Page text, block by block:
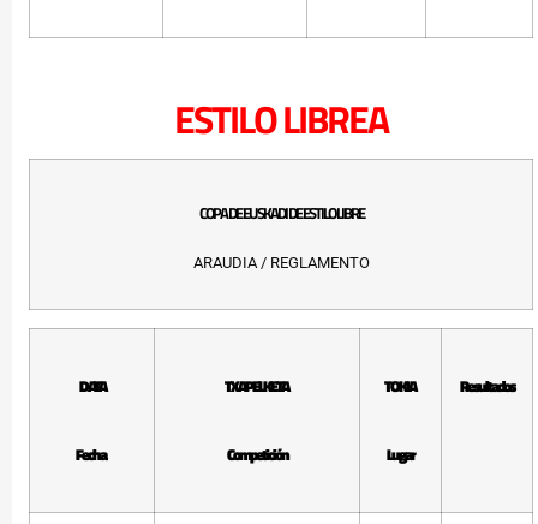
ESTILO LIBREA
COPA DE EUSKADI DE ESTILO LIBRE
ARAUDIA / REGLAMENTO
DATA
Fecha
TXAPELKETA
Competición
TOKIA
Lugar
Resultados